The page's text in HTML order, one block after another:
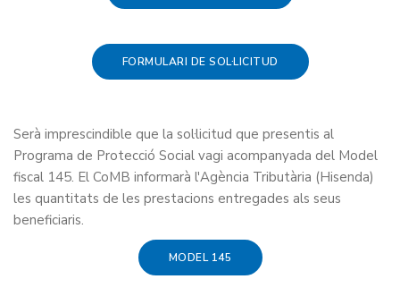
FORMULARI DE SOL·LICITUD
Serà imprescindible que la sol·licitud que presentis al
Programa de Protecció Social vagi acompanyada del Model
fiscal 145. El CoMB informarà l'Agència Tributària (Hisenda)
les quantitats de les prestacions entregades als seus
beneficiaris.
MODEL 145